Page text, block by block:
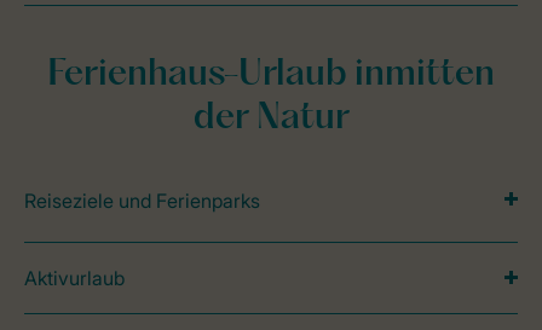
Ferienhaus-Urlaub inmitten
der Natur
Reiseziele und Ferienparks
Aktivurlaub